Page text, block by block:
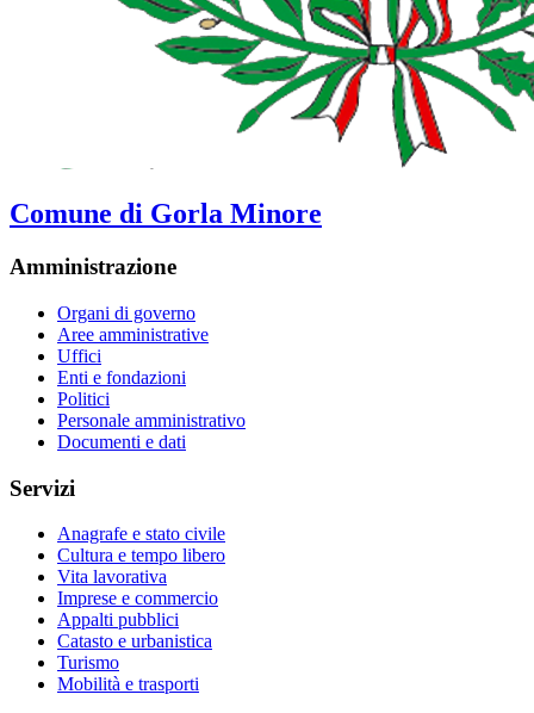
Comune di Gorla Minore
Amministrazione
Organi di governo
Aree amministrative
Uffici
Enti e fondazioni
Politici
Personale amministrativo
Documenti e dati
Servizi
Anagrafe e stato civile
Cultura e tempo libero
Vita lavorativa
Imprese e commercio
Appalti pubblici
Catasto e urbanistica
Turismo
Mobilità e trasporti